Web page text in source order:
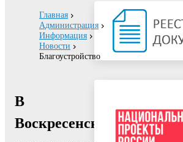
Главная
Администрация
Информация
Новости
Благоустройство
В
Воскресенске